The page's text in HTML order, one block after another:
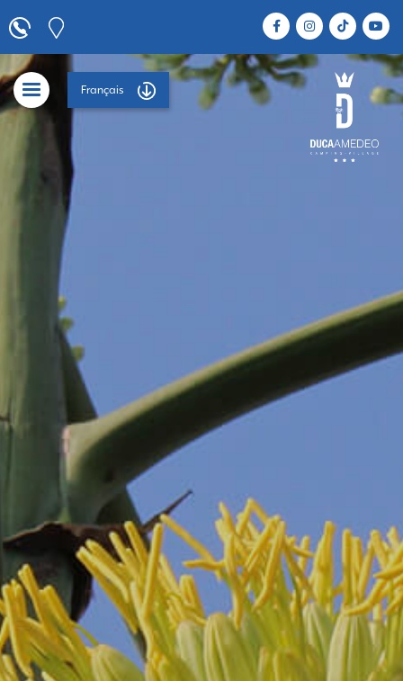
Français